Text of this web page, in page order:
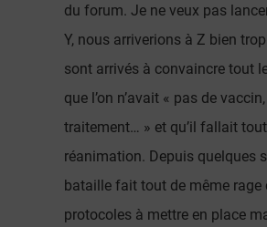
du forum. Je ne veux pas
Y, nous arriverions à Z bien
sont arrivés à convaincre tout
que l’on n’avait « pas de
traitement… » et qu’il fallait
réanimation. Depuis quelques
bataille fait tout de même rage
protocoles à mettre en place